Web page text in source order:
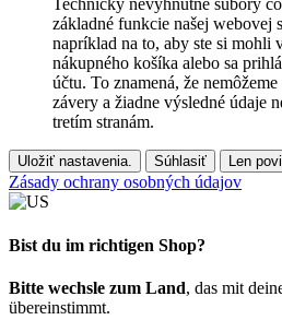
Technicky nevyhnutné súbory
základné funkcie našej webovej
napríklad na to, aby ste si mohli
nákupného košíka alebo sa
účtu. To znamená, že
závery a žiadne výsledné údaje
tretím stranám.
Uložiť nastavenia. Súhlasiť Len
Zásady ochrany osobných údajov
Bist du im richtigen Shop?
Bitte wechsle zum Land, das mit
übereinstimmt.